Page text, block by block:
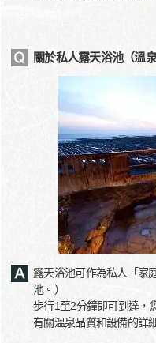
關於私人露天浴池（溫泉
露天浴池可作為私人「家
池。）
步行1至2分鐘即可到達，
有關溫泉品質和設備的詳